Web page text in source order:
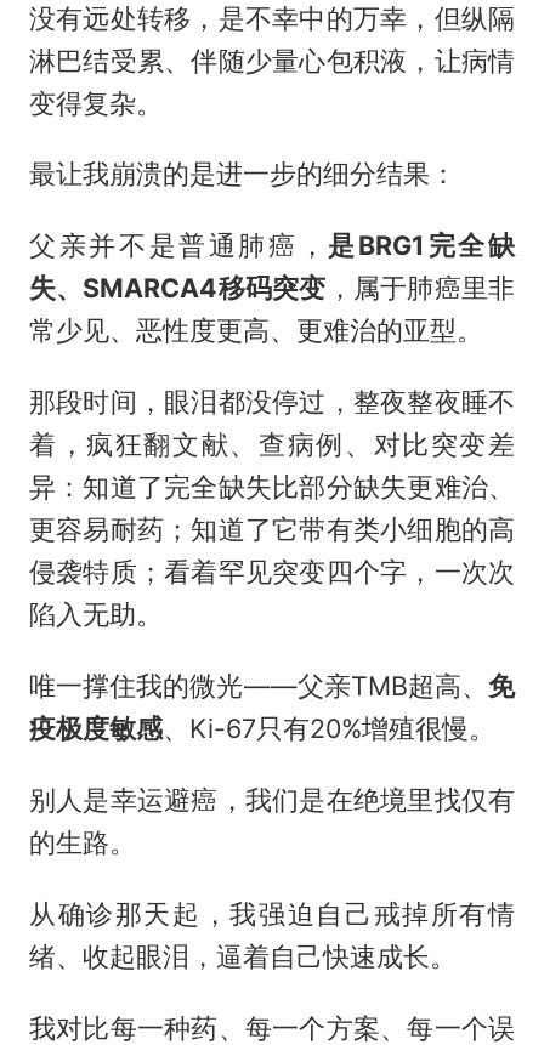
没有远处转移，是不幸中的万幸，但纵隔
淋巴结受累、伴随少量心包积液，让病情
变得复杂。
最让我崩溃的是进一步的细分结果：
父亲并不是普通肺癌， 是BRG1完全缺
失、SMARCA4移码突变 ，属于肺癌里非
常少见、恶性度更高、更难治的亚型。
那段时间，眼泪都没停过，整夜整夜睡不
着，疯狂翻文献、查病例、对比突变差
异：知道了完全缺失比部分缺失更难治、
更容易耐药；知道了它带有类小细胞的高
侵袭特质；看着罕见突变四个字，一次次
陷入无助。
唯一撑住我的微光——父亲TMB超高、免
疫极度敏感、Ki-67只有20%增殖很慢。
别人是幸运避癌，我们是在绝境里找仅有
的生路。
从确诊那天起，我强迫自己戒掉所有情
绪、收起眼泪，逼着自己快速成长。
我对比每一种药、每一个方案、每一个误